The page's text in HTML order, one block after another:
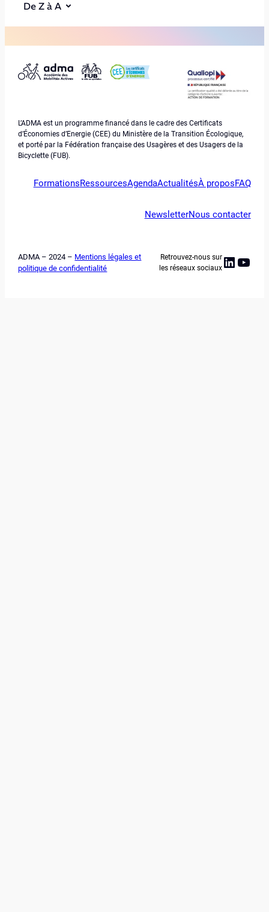
De Z à A
L’ADMA est un programme financé dans le cadre des Certificats
d’Économies d’Energie (CEE) du Ministère de la Transition Écologique,
et porté par la Fédération française des Usagères et des Usagers de la
Bicyclette (FUB).
FormationsRessourcesAgendaActualitésÀ proposFAQ
NewsletterNous contacter
ADMA – 2024 – Mentions légales et
politique de confidentialité
Retrouvez-nous sur
les réseaux sociaux